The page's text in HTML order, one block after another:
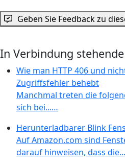
Geben Sie Feedback zu
In Verbindung
Wie man HTTP 406 und
Zugriffsfehler behebt
Manchmal treten die
sich bei...…
Herunterladbarer Blink
Auf Amazon.com sind
darauf hinweisen, dass